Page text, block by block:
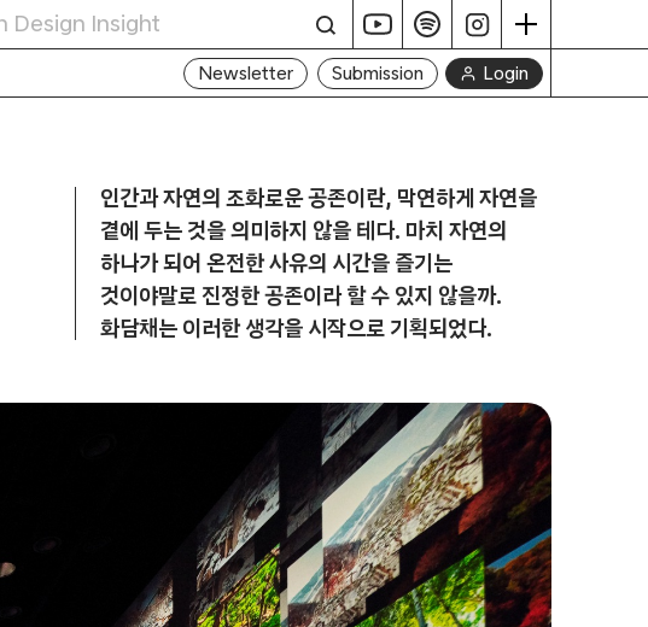
Newsletter Submission Login
인간과 자연의 조화로운 공존이란, 막연하게 자연을
곁에 두는 것을 의미하지 않을 테다. 마치 자연의
하나가 되어 온전한 사유의 시간을 즐기는
것이야말로 진정한 공존이라 할 수 있지 않을까.
화담채는 이러한 생각을 시작으로 기획되었다.